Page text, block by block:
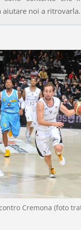
aiutare noi a ritrovarla.
Cremona (foto